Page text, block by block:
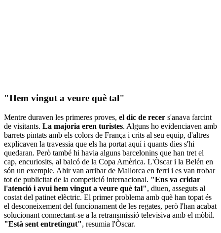
"Hem vingut a veure què tal"
Mentre duraven les primeres proves, el dic de recer s'anava farcint
de visitants. La majoria eren turistes. Alguns ho evidenciaven amb
barrets pintats amb els colors de França i crits al seu equip, d'altres
explicaven la travessia que els ha portat aquí i quants dies s'hi
quedaran. Però també hi havia alguns barcelonins que han tret el
cap, encuriosits, al balcó de la Copa Amèrica. L'Òscar i la Belén en
són un exemple. Ahir van arribar de Mallorca en ferri i es van trobar
tot de publicitat de la competició internacional. "Ens va cridar
l'atenció i avui hem vingut a veure què tal", diuen, asseguts al
costat del patinet elèctric. El primer problema amb què han topat és
el desconeixement del funcionament de les regates, però l'han acabat
solucionant connectant-se a la retransmissió televisiva amb el mòbil.
"Està sent entretingut", resumia l'Òscar.